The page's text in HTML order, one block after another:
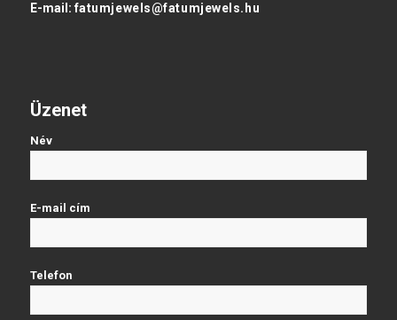
E-mail: fatumjewels@fatumjewels.hu
Üzenet
Név
E-mail cím
Telefon